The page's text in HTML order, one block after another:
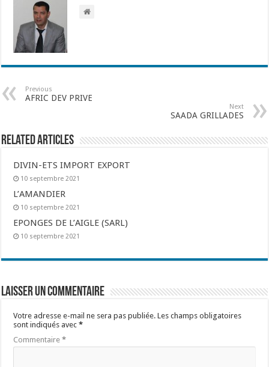
Previous
AFRIC DEV PRIVE
Next
SAADA GRILLADES
Related Articles
DIVIN-ETS IMPORT EXPORT
10 septembre 2021
L’AMANDIER
10 septembre 2021
EPONGES DE L’AIGLE (SARL)
10 septembre 2021
Laisser un commentaire
Votre adresse e-mail ne sera pas publiée. Les champs obligatoires
sont indiqués avec*
Commentaire*